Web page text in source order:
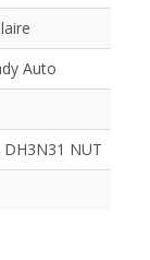
Auto
NUT